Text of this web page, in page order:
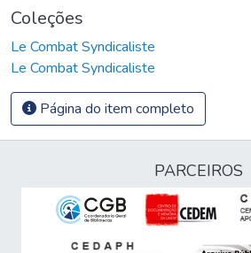
Coleções
Le Combat Syndicaliste
Le Combat Syndicaliste
Página do item completo
PARCEIROS